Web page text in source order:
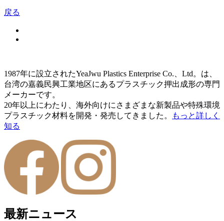
戻る
1987年に設立されたYeaJwu Plastics Enterprise Co.、Ltd。は、
台湾の嘉義民興工業地区にあるプラスチック押出成形の専門
メーカーです。
20年以上にわたり、海外向けにさまざまな新製品や特殊環境
プラスチック材料を開発・発売してきました。
もっと詳しく
知る
最新ニュース